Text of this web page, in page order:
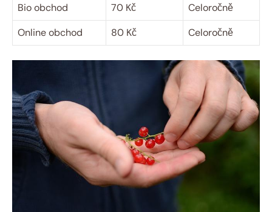
Bio obchod
70 Kč
Celoročně
Online obchod
80 Kč Celoročně